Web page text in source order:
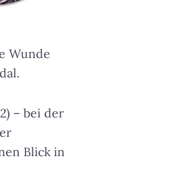
Wunde
– bei der
Blick in